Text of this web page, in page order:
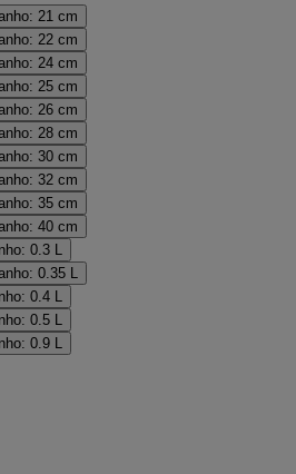
21 cm
22 cm
24 cm
25 cm
26 cm
28 cm
30 cm
32 cm
35 cm
40 cm
0.3 L
0.35 L
0.4 L
0.5 L
0.9 L